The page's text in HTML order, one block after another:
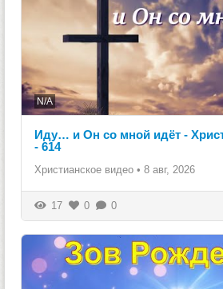
N/A
Иду… и Он со мной идёт -
- 614
Христианское видео • 8 авг, 2026
17 0 0